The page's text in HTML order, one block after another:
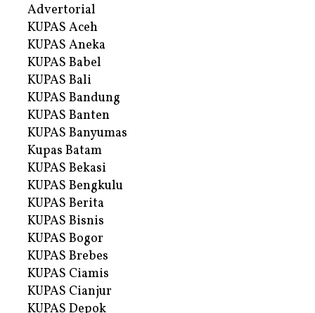
Advertorial
KUPAS Aceh
KUPAS Aneka
KUPAS Babel
KUPAS Bali
KUPAS Bandung
KUPAS Banten
KUPAS Banyumas
Kupas Batam
KUPAS Bekasi
KUPAS Bengkulu
KUPAS Berita
KUPAS Bisnis
KUPAS Bogor
KUPAS Brebes
KUPAS Ciamis
KUPAS Cianjur
KUPAS Depok